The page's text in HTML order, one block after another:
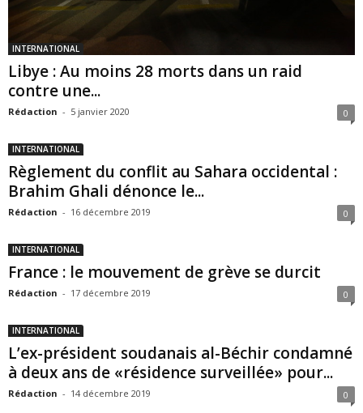
INTERNATIONAL
Libye : Au moins 28 morts dans un raid
contre une...
Rédaction - 5 janvier 2020 0
INTERNATIONAL
Règlement du conflit au Sahara occidental :
Brahim Ghali dénonce le...
Rédaction - 16 décembre 2019 0
INTERNATIONAL
France : le mouvement de grève se durcit
Rédaction - 17 décembre 2019 0
INTERNATIONAL
L’ex-président soudanais al-Béchir condamné
à deux ans de «résidence surveillée» pour...
Rédaction - 14 décembre 2019 0